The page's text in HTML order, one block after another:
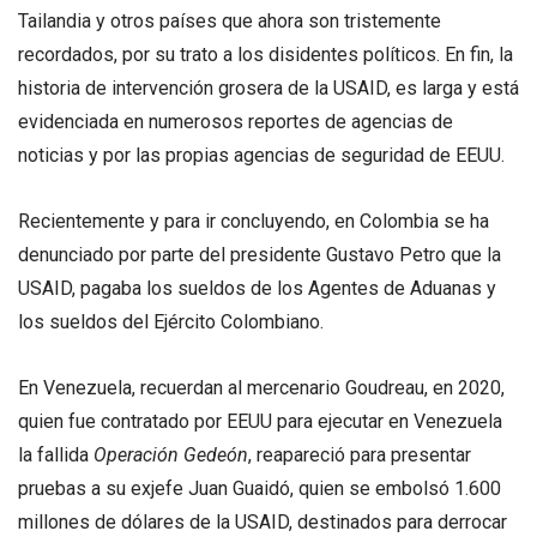
Tailandia y otros países que ahora son tristemente
recordados, por su trato a los disidentes políticos. En fin, la
historia de intervención grosera de la USAID, es larga y está
evidenciada en numerosos reportes de agencias de
noticias y por las propias agencias de seguridad de EEUU.
Recientemente y para ir concluyendo, en Colombia se ha
denunciado por parte del presidente Gustavo Petro que la
USAID, pagaba los sueldos de los Agentes de Aduanas y
los sueldos del Ejército Colombiano.
En Venezuela, recuerdan al mercenario Goudreau, en 2020,
quien fue contratado por EEUU para ejecutar en Venezuela
la fallida Operación Gedeón, reapareció para presentar
pruebas a su exjefe Juan Guaidó, quien se embolsó 1.600
millones de dólares de la USAID, destinados para derrocar